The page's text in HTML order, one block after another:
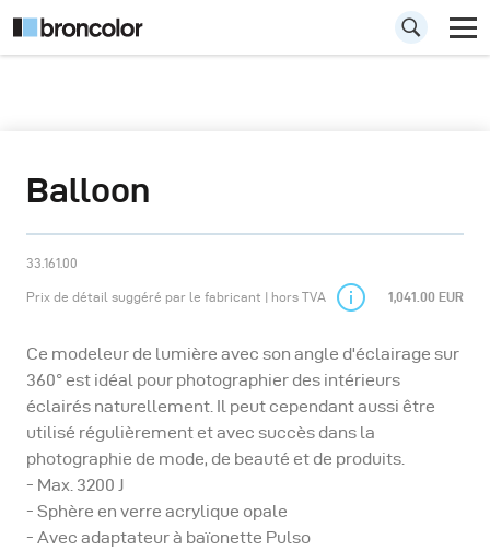
Balloon
33.161.00
Prix de détail suggéré par le fabricant | hors TVA 1,041.00 EUR
Ce modeleur de lumière avec son angle d'éclairage sur
360° est idéal pour photographier des intérieurs
éclairés naturellement. Il peut cependant aussi être
utilisé régulièrement et avec succès dans la
photographie de mode, de beauté et de produits.
- Max. 3200 J
- Sphère en verre acrylique opale
- Avec adaptateur à baïonette Pulso